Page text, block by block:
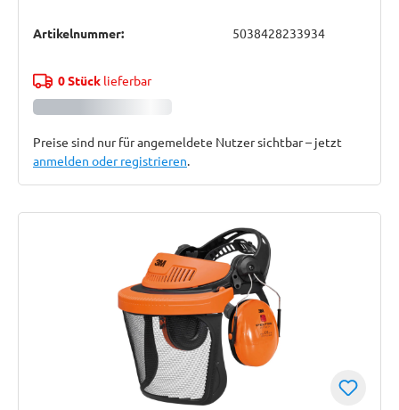
Artikelnummer: 5038428233934
0 Stücklieferbar
Preise sind nur für angemeldete Nutzer sichtbar – jetzt
anmelden oder registrieren.